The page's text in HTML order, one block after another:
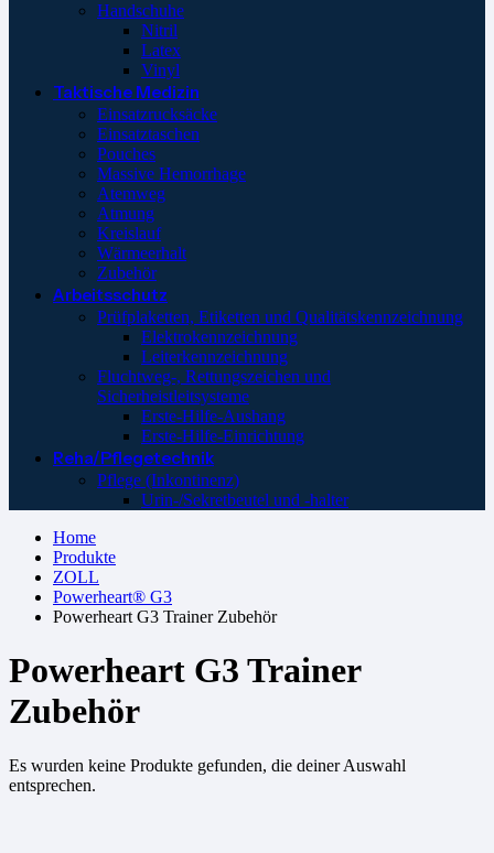
Handschuhe
Nitril
Latex
Vinyl
Taktische Medizin
Einsatzrucksäcke
Einsatztaschen
Pouches
Massive Hemorrhage
Atemweg
Atmung
Kreislauf
Wärmeerhalt
Zubehör
Arbeitsschutz
Prüfplaketten, Etiketten und Qualitätskennzeichnung
Elektrokennzeichnung
Leiterkennzeichnung
Fluchtweg-, Rettungszeichen und
Sicherheistleitsysteme
Erste-Hilfe-Aushang
Erste-Hilfe-Einrichtung
Reha/Pflegetechnik
Pflege (Inkontinenz)
Urin-/Sekretbeutel und -halter
Home
Produkte
ZOLL
Powerheart® G3
Powerheart G3 Trainer Zubehör
Powerheart G3 Trainer
Zubehör
Es wurden keine Produkte gefunden, die deiner Auswahl
entsprechen.